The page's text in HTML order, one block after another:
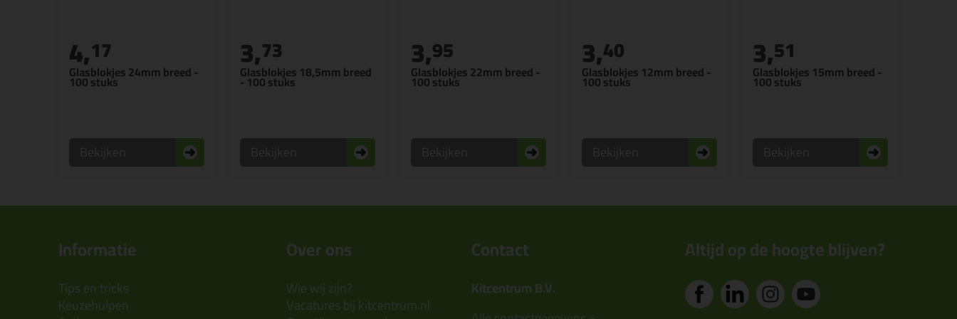
Glasblokjes 24mm breed -
100 stuks
4,17
Glasblokjes 18,5mm breed
- 100 stuks
3,73
Glasblokjes 22mm breed -
100 stuks
3,95
Glasblokjes 12mm breed -
100 stuks
3,40
Glasblokjes 15mm breed -
100 stuks
3,51
Informatie
Tips en tricks
Keuzehulpen
Over ons
Wie wij zijn?
Vacatures bij kitcentrum.nl
Contact
Kitcentrum B.V.
Altijd op de hoogte blijven?